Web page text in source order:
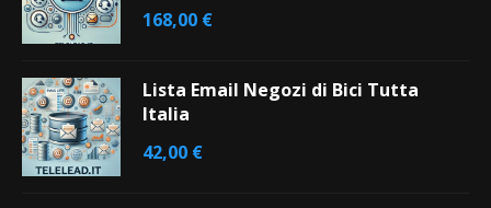
168,00 €
Lista Email Negozi di Bici Tutta
Italia
42,00 €